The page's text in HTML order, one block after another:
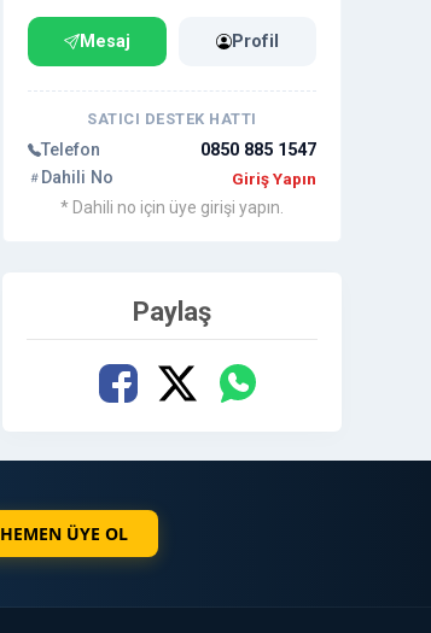
Mesaj Profil
SATICI DESTEK HATTI
Telefon
0850 885 1547
Dahili No
Giriş Yapın
* Dahili no için üye girişi yapın.
Paylaş
HEMEN ÜYE OL